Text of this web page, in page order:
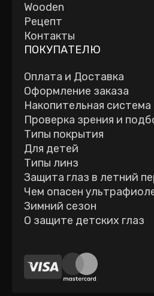
Wooden
Рецепт
Контакты
ПОКУПАТЕЛЮ
Оплата и Доставка
Оформление заказа
Накопительная система
Проверка зрения и
Типы покрытия
Для детей
Типы линз
Защита глаз в летний
Чем опасен
Зимний сезон
О защите детских глаз